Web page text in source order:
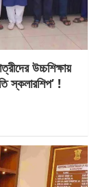
উচ্চশিক্ষায়
স্কলারশিপ’ !